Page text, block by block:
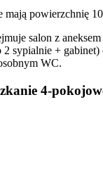
mają powierzchnię
salon z
sypialnie + gabinet)
WC.
4-